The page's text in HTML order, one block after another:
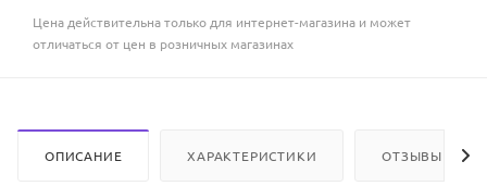
Цена действительна только для интернет-магазина и может
отличаться от цен в розничных магазинах
ОПИСАНИЕ ХАРАКТЕРИСТИКИ ОТЗЫВЫ